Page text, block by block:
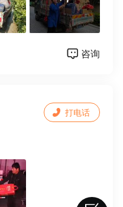
咨询
打电话